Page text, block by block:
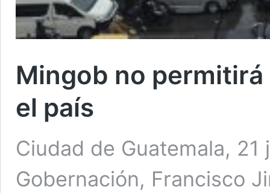
Mingob no
el país
Ciudad de Guatemala,
Gobernación, Francisco